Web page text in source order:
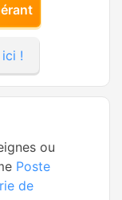
!
ou
Poste
de